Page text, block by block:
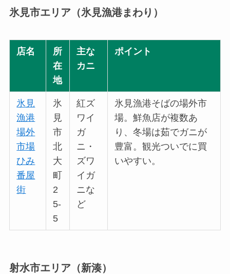
氷見市エリア（氷見漁港まわり）
店名
所
在
地
主な
カニ
ポイント
氷見
漁港
場外
市場
ひみ
番屋
街
氷
見
市
北
大
町
2
5-
5
紅ズ
ワイ
ガ
ニ・
ズワ
イガ
ニな
ど
氷見漁港そばの場外市
場。鮮魚店が複数あ
り、冬場は茹でガニが
豊富。観光ついでに買
いやすい。
射水市エリア（新湊）